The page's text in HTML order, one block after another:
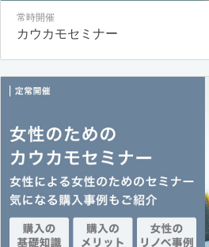
常時開催
カウカモセミナー